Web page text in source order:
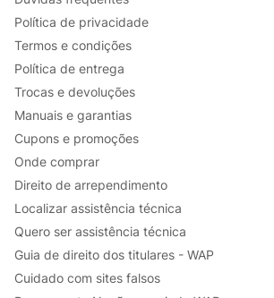
Política de privacidade
Termos e condições
Política de entrega
Trocas e devoluções
Manuais e garantias
Cupons e promoções
Onde comprar
Direito de arrependimento
Localizar assistência técnica
Quero ser assistência técnica
Guia de direito dos titulares - WAP
Cuidado com sites falsos